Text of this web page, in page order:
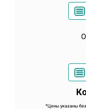
*Цены указаны